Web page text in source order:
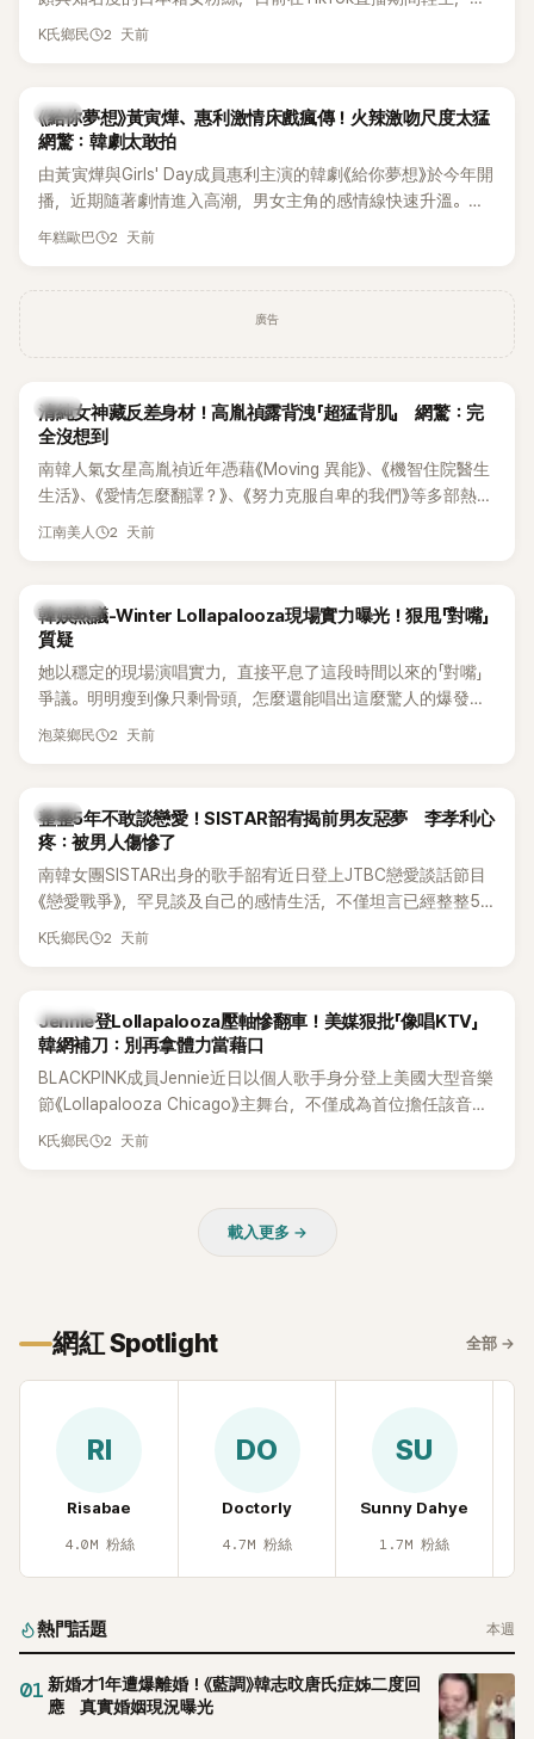
終不幸身亡，消息曝光後震驚韓網，也讓不少粉絲湧入社群平
K氏鄉民 2 天前
韓劇
《給你夢想》黃寅燁、惠利激情床戲瘋傳！火辣激吻尺度太猛
網驚：韓劇太敢拍
由黃寅燁與Girls' Day成員惠利主演的韓劇《給你夢想》於今年開
播，近期隨著劇情進入高潮，男女主角的感情線快速升溫。最
新播出的第8集不僅上演火辣吻戲，更接連出現床戲橋段，讓
年糕歐巴 2 天前
廣告
韓星
清純女神藏反差身材！高胤禎露背洩「超猛背肌」 網驚：完
全沒想到
南韓人氣女星高胤禎近年憑藉《Moving 異能》、《機智住院醫生
生活》、《愛情怎麼翻譯？》、《努力克服自卑的我們》等多部熱門
作品，躍升為韓劇新一代女神代表，不僅演技備受肯定，精緻
細身材下的超狂背肌與肩膀線條，反差感十足，讓不少網友看
傻直呼：「原來她身材這麼猛！」
江南美人 2 天前
熱議討論
韓娛熱議-Winter Lollapalooza現場實力曝光！狠甩「對嘴」
質疑
她以穩定的現場演唱實力，直接平息了這段時間以來的「對嘴」
爭議。明明瘦到像只剩骨頭，怎麼還能唱出這麼驚人的爆發力
和音量？
泡菜鄉民 2 天前
韓星
整整5年不敢談戀愛！SISTAR韶宥揭前男友惡夢 李孝利心
疼：被男人傷慘了
南韓女團SISTAR出身的歌手韶宥近日登上JTBC戀愛談話節目
《戀愛戰爭》，罕見談及自己的感情生活，不僅坦言已經整整5
年沒有談戀愛，更首度透露空窗至今的原因，全與上一段戀情
K氏鄉民 2 天前
K-POP
Jennie登Lollapalooza壓軸慘翻車！美媒狠批「像唱KTV」
韓網補刀：別再拿體力當藉口
BLACKPINK成員Jennie近日以個人歌手身分登上美國大型音樂
節《Lollapalooza Chicago》主舞台，不僅成為首位擔任該音樂
節Headliner（壓軸主秀）的K-POP女SOLO歌手，寫下全新紀
K氏鄉民 2 天前
載入更多 →
網紅 Spotlight 全部 →
RI
Risabae
4.0M 粉絲
DO
Doctorly
4.7M 粉絲
SU
Sunny Dahye
1.7M 粉絲
熱門話題 本週
01 新婚才1年遭爆離婚！《藍調》韓志旼唐氏症姊二度回
應 真實婚姻現況曝光